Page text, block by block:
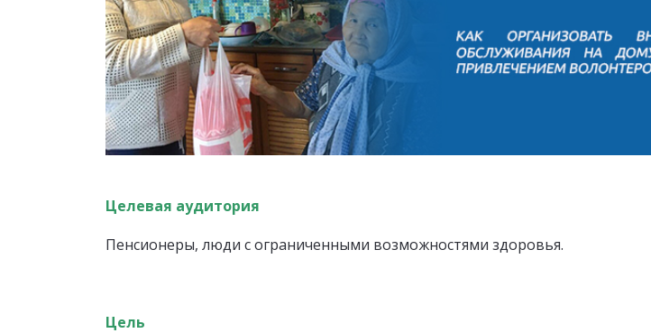
Целевая аудитория
Пенсионеры, люди с ограниченными возможностями здоровья.
Цель